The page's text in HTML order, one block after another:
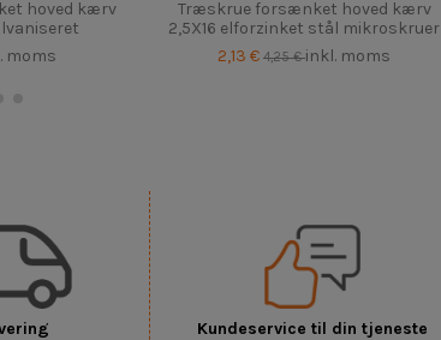
hoved kærv
moms
Træskrue forsænket hoved kærv
2,5X16 elforzinket stål mikroskruer
2,13 € 4,25 €inkl. moms
Kundeservice til din tjeneste